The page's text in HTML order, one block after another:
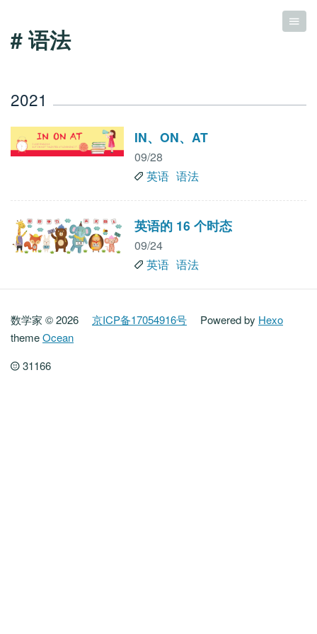
# 语法
2021
IN、ON、AT
09/28
英语 语法
英语的 16 个时态
09/24
英语 语法
数学家 © 2026 京ICP备17054916号 Powered by Hexo
themeOcean
31166